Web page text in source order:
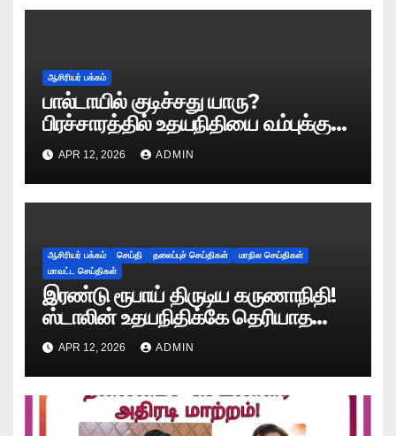
ஆசிரியர் பக்கம்
பால்டாயில் குடிச்சது யாரு?
பிரச்சாரத்தில் உதயநிதியை வம்புக்கு
இழுத்த இபிஎஸ்!
APR 12, 2026 ADMIN
ஆசிரியர் பக்கம் செய்தி தலைப்புச் செய்திகள்
மாநில செய்திகள்
மாவட்ட செய்திகள்
இரண்டு ரூபாய் திருடிய கருணாநிதி!
ஸ்டாலின் உதயநிதிக்கே தெரியாத
ரகசியத்தை சொன்ன காளியம்மாள்!
APR 12, 2026 ADMIN